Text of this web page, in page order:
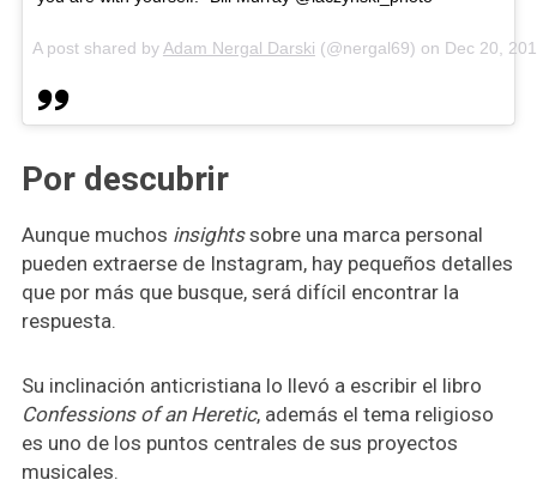
A post shared by Adam Nergal Darski (@nergal69) on Dec 20,
Por descubrir
Aunque muchos insightssobre una marca personal
pueden extraerse de Instagram, hay pequeños detalles
que por más que busque, será difícil encontrar la
respuesta.
Su inclinación anticristiana lo llevó a escribir el libro
Confessions of an Heretic, además el tema religioso
es uno de los puntos centrales de sus proyectos
musicales.